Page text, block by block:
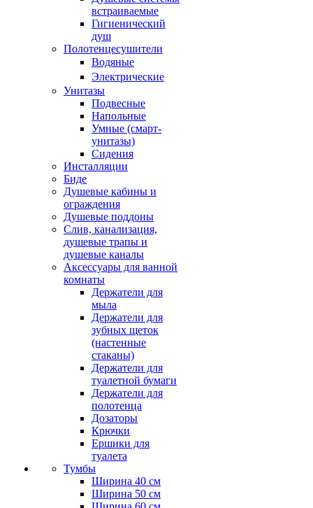
встраиваемые
Гигиенический
душ
Полотенцесушители
ㅤВодяные
ㅤЭлектрические
Унитазы
Подвесные
Напольные
Умные (смарт-
унитазы)
Сидения
Инсталляции
Биде
Душевые кабины и
ограждения
Душевые поддоны
Слив, канализация,
душевые трапы и
душевые каналы
Аксессуары для ванной
комнаты
Держатели для
мыла
Держатели для
зубных щеток
(настенные
стаканы)
Держатели для
туалетной бумаги
Держатели для
полотенца
Дозаторы
Крючки
Ершики для
туалета
Тумбы
Ширина 40 см
Ширина 50 см